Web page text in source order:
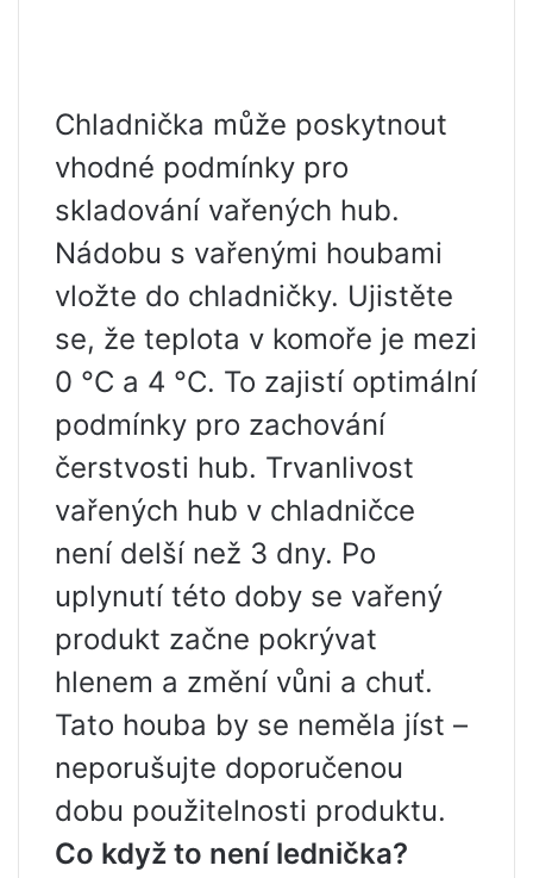
Chladnička může poskytnout
vhodné podmínky pro
skladování vařených hub.
Nádobu s vařenými houbami
vložte do chladničky. Ujistěte
se, že teplota v komoře je mezi
0 °C a 4 °C. To zajistí optimální
podmínky pro zachování
čerstvosti hub. Trvanlivost
vařených hub v chladničce
není delší než 3 dny. Po
uplynutí této doby se vařený
produkt začne pokrývat
hlenem a změní vůni a chuť.
Tato houba by se neměla jíst –
neporušujte doporučenou
dobu použitelnosti produktu.
Co když to není lednička?